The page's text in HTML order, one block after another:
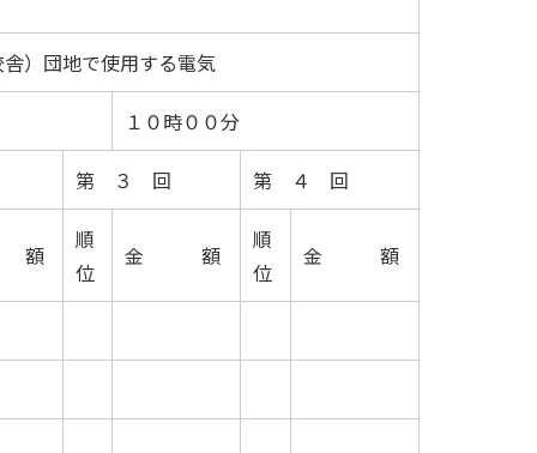
）団地で使用する電気
１０時００分
第 ３ 回 第 ４ 回
順
位
金 額
順
位
金 額